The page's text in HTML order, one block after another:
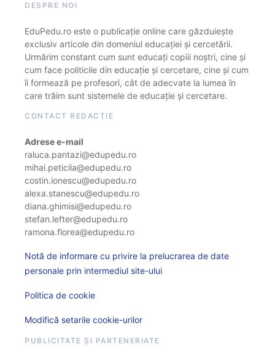
DESPRE NOI
EduPedu.ro este o publicație online care găzduiește
exclusiv articole din domeniul educației și cercetării.
Urmărim constant cum sunt educați copiii noștri, cine și
cum face politicile din educație și cercetare, cine și cum
îi formează pe profesori, cât de adecvate la lumea în
care trăim sunt sistemele de educație și cercetare.
CONTACT REDACȚIE
Adrese e-mail
raluca.pantazi@edupedu.ro
mihai.peticila@edupedu.ro
costin.ionescu@edupedu.ro
alexa.stanescu@edupedu.ro
diana.ghimisi@edupedu.ro
stefan.lefter@edupedu.ro
ramona.florea@edupedu.ro
Notă de informare cu privire la prelucrarea de date
personale prin intermediul site-ului
Politica de cookie
Modifică setarile cookie-urilor
PUBLICITATE ȘI PARTENERIATE